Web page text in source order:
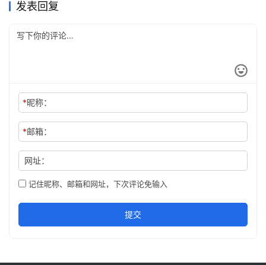
发表回复
*昵称：
*邮箱：
网址：
记住昵称、邮箱和网址，下次评论免输入
提交